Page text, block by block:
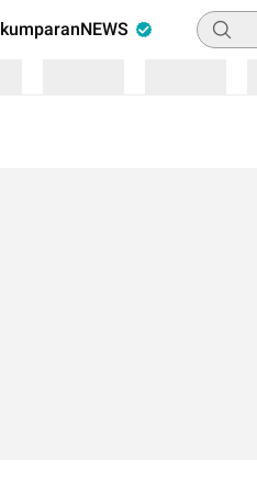
kumparanNEWS